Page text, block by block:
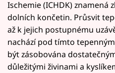
Ischemie (ICHDK)
dolních končetin. Průsvit
až k jejich postupnému
nachází pod tímto
být zásobována
důležitými živinami a